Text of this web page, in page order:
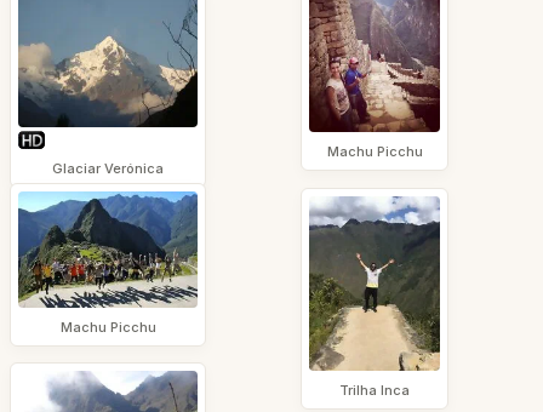
Glaciar Verónica
Machu Picchu
Machu Picchu
Trilha Inca